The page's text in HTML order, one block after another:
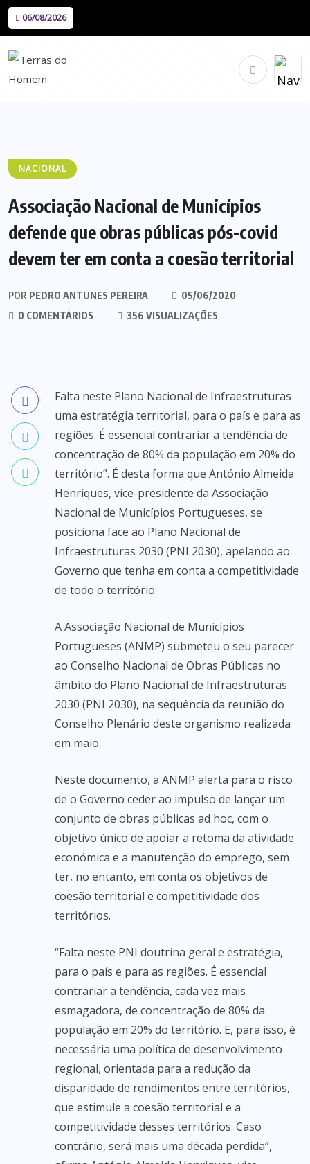
06/08/2026
NACIONAL
Associação Nacional de Municípios
defende que obras públicas pós-covid
devem ter em conta a coesão territorial
POR PEDRO ANTUNES PEREIRA
05/06/2020
0 COMENTÁRIOS
356 VISUALIZAÇÕES
Falta neste Plano Nacional de Infraestruturas
uma estratégia territorial, para o país e para as
regiões. É essencial contrariar a tendência de
concentração de 80% da população em 20% do
território”. É desta forma que António Almeida
Henriques, vice-presidente da Associação
Nacional de Municípios Portugueses, se
posiciona face ao Plano Nacional de
Infraestruturas 2030 (PNI 2030), apelando ao
Governo que tenha em conta a competitividade
de todo o território.
A Associação Nacional de Municípios
Portugueses (ANMP) submeteu o seu parecer
ao Conselho Nacional de Obras Públicas no
âmbito do Plano Nacional de Infraestruturas
2030 (PNI 2030), na sequência da reunião do
Conselho Plenário deste organismo realizada
em maio.
Neste documento, a ANMP alerta para o risco
de o Governo ceder ao impulso de lançar um
conjunto de obras públicas ad hoc, com o
objetivo único de apoiar a retoma da atividade
económica e a manutenção do emprego, sem
ter, no entanto, em conta os objetivos de
coesão territorial e competitividade dos
territórios.
“Falta neste PNI doutrina geral e estratégia,
para o país e para as regiões. É essencial
contrariar a tendência, cada vez mais
esmagadora, de concentração de 80% da
população em 20% do território. E, para isso, é
necessária uma política de desenvolvimento
regional, orientada para a redução da
disparidade de rendimentos entre territórios,
que estimule a coesão territorial e a
competitividade desses territórios. Caso
contrário, será mais uma década perdida”,